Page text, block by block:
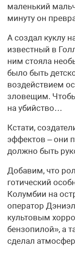
маленький
минуту он
А создал куклу
известный в
ним стояла
было быть
воздействием
зловещим.
на убийство…
Кстати,
эффектов – они
должно быть
Добавим, что
готический
Колумбии на
оператор
культовым
бензопилой», а
сделал